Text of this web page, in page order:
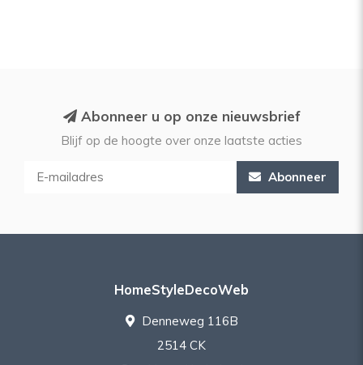
Abonneer u op onze nieuwsbrief
Blijf op de hoogte over onze laatste acties
Abonneer
HomeStyleDecoWeb
Denneweg 116B
2514 CK